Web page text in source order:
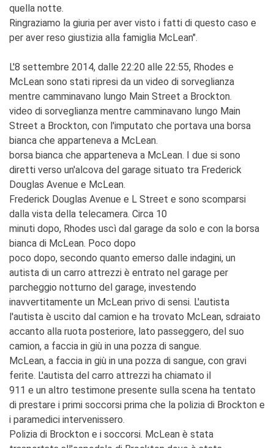
quella notte.
Ringraziamo la giuria per aver visto i fatti di questo caso e
per aver reso giustizia alla famiglia McLean".
L'8 settembre 2014, dalle 22:20 alle 22:55, Rhodes e
McLean sono stati ripresi da un video di sorveglianza
mentre camminavano lungo Main Street a Brockton.
video di sorveglianza mentre camminavano lungo Main
Street a Brockton, con l'imputato che portava una borsa
bianca che apparteneva a McLean.
borsa bianca che apparteneva a McLean. I due si sono
diretti verso un'alcova del garage situato tra Frederick
Douglas Avenue e McLean.
Frederick Douglas Avenue e L Street e sono scomparsi
dalla vista della telecamera. Circa 10
minuti dopo, Rhodes uscì dal garage da solo e con la borsa
bianca di McLean. Poco dopo
poco dopo, secondo quanto emerso dalle indagini, un
autista di un carro attrezzi è entrato nel garage per
parcheggio notturno del garage, investendo
inavvertitamente un McLean privo di sensi. L'autista
l'autista è uscito dal camion e ha trovato McLean, sdraiato
accanto alla ruota posteriore, lato passeggero, del suo
camion, a faccia in giù in una pozza di sangue.
McLean, a faccia in giù in una pozza di sangue, con gravi
ferite. L'autista del carro attrezzi ha chiamato il
911 e un altro testimone presente sulla scena ha tentato
di prestare i primi soccorsi prima che la polizia di Brockton e
i paramedici intervenissero.
Polizia di Brockton e i soccorsi. McLean è stata